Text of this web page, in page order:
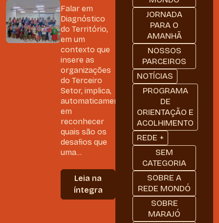
Falar em
Diagnóstico
do Território,
em um
contexto que
insere as
organizações
do Terceiro
Setor, implica,
automaticamente,
em
reconhecer
quais são os
desafios que
uma...
Leia na
íntegra
JORNADA
PARA O
AMANHÃ
NOSSOS
PARCEIROS
NOTÍCIAS
PROGRAMA
DE
ORIENTAÇÃO E
ACOLHIMENTO
REDE +
SEM
CATEGORIA
SOBRE A
REDE MONDÓ
SOBRE
MARAJÓ